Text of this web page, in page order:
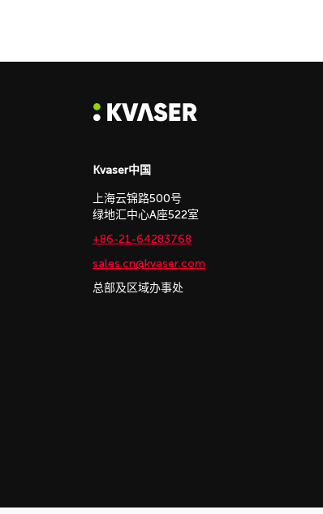
Kvaser中国
上海云锦路500号
绿地汇中心A座522室
+86-21-64283768
sales.cn@kvaser.com
总部及区域办事处